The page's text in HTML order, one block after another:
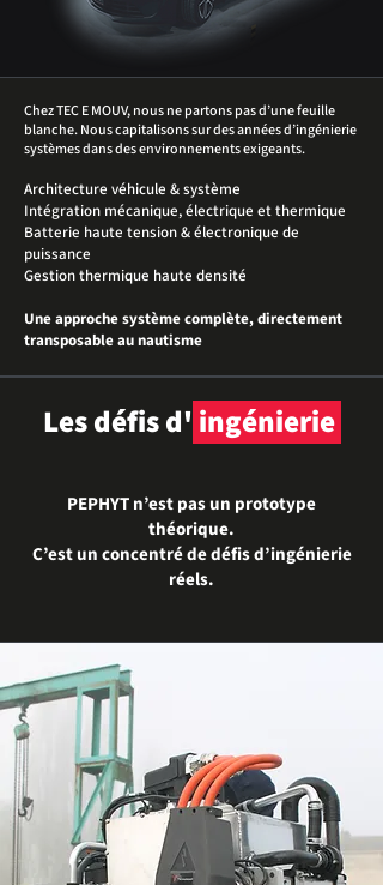
Chez TEC E MOUV, nous ne partons pas d’une feuille
blanche. Nous capitalisons sur des années d’ingénierie
systèmes dans des environnements exigeants.
Architecture véhicule & système
Intégration mécanique, électrique et thermique
Batterie haute tension & électronique de
puissance
Gestion thermique haute densité
Une approche système complète, directement
transposable au nautisme
Les défis d'ingénierie
PEPHYT n’est pas un prototype
théorique.
C’est un concentré de défis d’ingénierie
réels.